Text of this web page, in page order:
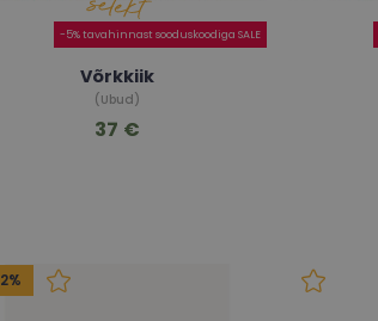
-5% tavahinnast sooduskoodiga SALE
Võrkkiik
(Ubud)
37 €